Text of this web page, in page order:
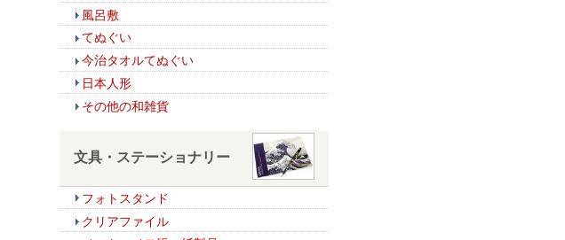
風呂敷
てぬぐい
今治タオルてぬぐい
日本人形
その他の和雑貨
文具・ステーショナリー
フォトスタンド
クリアファイル